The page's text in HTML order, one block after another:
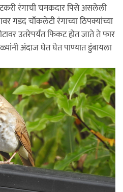
रंगाची चमकदार पिसे असलेली
गडद चॉकलेटी रंगाच्या ठिपक्यांच्या
उतरेपर्यंत फिकट होत जाते ते फार
अंदाज घेत घेत पाण्यात डुंबायला